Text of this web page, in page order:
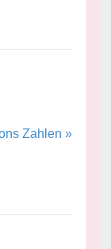
Zahlen »